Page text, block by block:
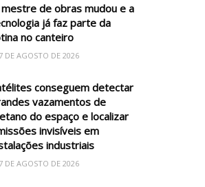
de obras mudou e a
já faz parte da
no canteiro
DE AGOSTO DE 2026
conseguem detectar
vazamentos de
do espaço e localizar
invisíveis em
industriais
DE AGOSTO DE 2026